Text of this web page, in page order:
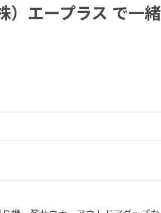
）エープラス で一緒